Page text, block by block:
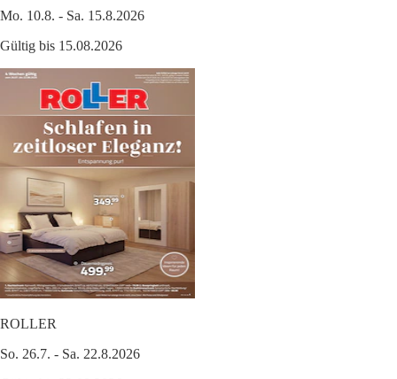
Mo. 10.8. - Sa. 15.8.2026
Gültig bis 15.08.2026
ROLLER
So. 26.7. - Sa. 22.8.2026